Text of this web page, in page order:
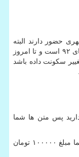
حضور دارند البته
اطلاع داشته باشید این دیتاها مربوط به سال های ۹۲ است و تا امروز
سکونت داده باشد
پس متن ها شما
شماره موبایل : ۰۹۱۲۱۱۲۳۴۵۶۷۸ شما مبلغ ۱۰۰۰۰۰ تومان